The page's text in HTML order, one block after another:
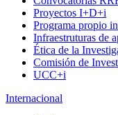
Proyectos I+D+i
Programa propio
Infraestruturas de
Ética de la
Comisión de
UCC+i
Internacional